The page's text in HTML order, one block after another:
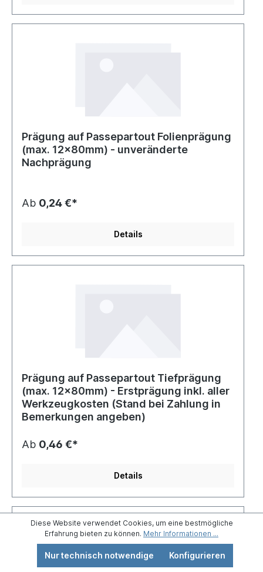
Prägung auf Passepartout Folienprägung
(max. 12x80mm) - unveränderte
Nachprägung
Ab 0,24 €*
Details
Prägung auf Passepartout Tiefprägung
(max. 12x80mm) - Erstprägung inkl. aller
Werkzeugkosten (Stand bei Zahlung in
Bemerkungen angeben)
Ab 0,46 €*
Details
Diese Website verwendet Cookies, um eine bestmögliche
Erfahrung bieten zu können. Mehr Informationen ...
Nur technisch notwendige Konfigurieren